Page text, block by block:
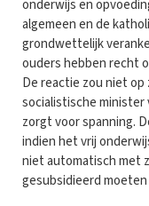
onderwijs en
algemeen en de
grondwettelijk
ouders hebben recht
De reactie zou niet
socialistische minister
zorgt voor spanning.
indien het vrij
niet automatisch met
gesubsidieerd